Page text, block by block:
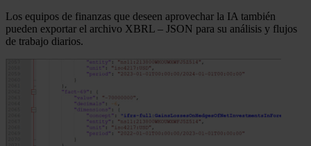
Los equipos de finanzas que deseen aprovechar la IA también
pueden exportar el archivo XBRL – JSON para su análisis y flujos
de trabajo diarios.